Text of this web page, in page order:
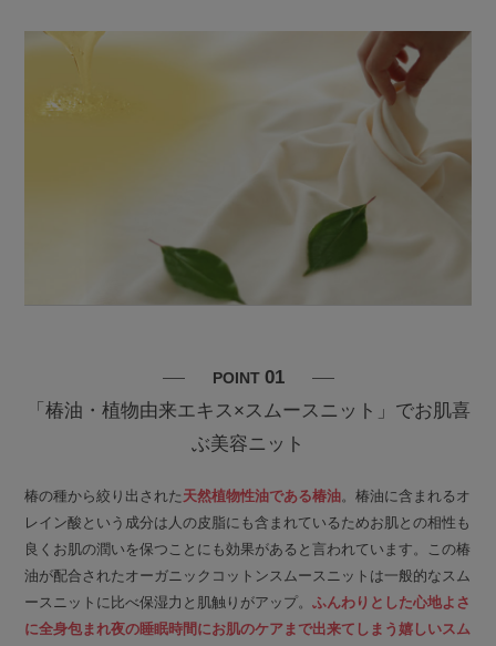
POINT 01
「椿油・植物由来エキス×スムースニット」でお肌喜
ぶ美容ニット
椿の種から絞り出された 天然植物性油である椿油。椿油に含まれるオ
レイン酸という成分は人の皮脂にも含まれているためお肌との相性も
良くお肌の潤いを保つことにも効果があると言われています。この椿
油が配合されたオーガニックコットンスムースニットは一般的なスム
ースニットに比べ保湿力と肌触りがアップ。ふんわりとした心地よさ
に全身包まれ夜の睡眠時間にお肌のケアまで出来てしまう嬉しいスム